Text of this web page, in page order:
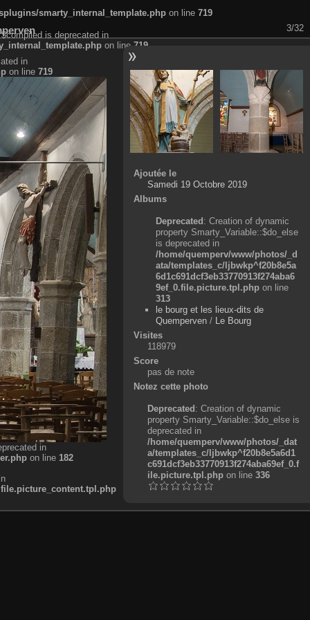
smarty_internal_template.php on line 719
3/32
is deprecated in
on line 719
in
on line 719
in
on line 182
Ajoutée le
Samedi 19 Octobre 2019
Albums
Deprecated: Creation of dynamic
property Smarty_Variable::$do_else
is deprecated in
/home/quemperv/www/photos/_d
ata/templates_c/ljbwkp^f20b8e5a
6d1c691dcf3eb33770913f274aba6
9ef_0.file.picture.tpl.php on line
313
le bourg et les lieux-dits de
Quemperven / Le Bourg
Visites
118979
Score
pas de note
Notez cette photo
Deprecated: Creation of dynamic
property Smarty_Variable::$do_else is
deprecated in
/home/quemperv/www/photos/_dat
a/templates_c/ljbwkp^f20b8e5a6d1
c691dcf3eb33770913f274aba69ef_0.f
ile.picture.tpl.phpon line 336